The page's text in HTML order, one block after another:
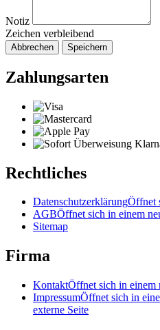
Notiz
Zeichen verbleibend
Abbrechen Speichern
Zahlungsarten
Rechtliches
DatenschutzerklärungÖffnet
AGBÖffnet sich in einem
Sitemap
Firma
KontaktÖffnet sich in einem
ImpressumÖffnet sich in
externe Seite